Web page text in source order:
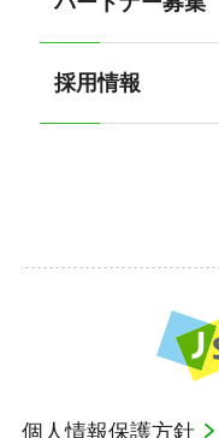
採用情報
個人情報保護方針